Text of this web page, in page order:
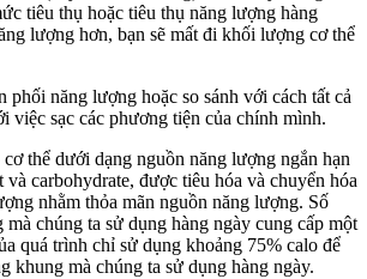
tiêu thụ hoặc tiêu thụ năng lượng hàng
lượng hơn, bạn sẽ mất đi khối lượng cơ thể
phối năng lượng hoặc so sánh với cách tất cả
việc sạc các phương tiện của chính mình.
thể dưới dạng nguồn năng lượng ngắn hạn
và carbohydrate, được tiêu hóa và chuyển hóa
nhằm thỏa mãn nguồn năng lượng. Số
chúng ta sử dụng hàng ngày cung cấp một
quá trình chỉ sử dụng khoảng 75% calo để
khung mà chúng ta sử dụng hàng ngày.